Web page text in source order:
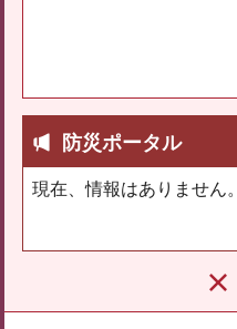
防災ポータル
現在、情報はありません。